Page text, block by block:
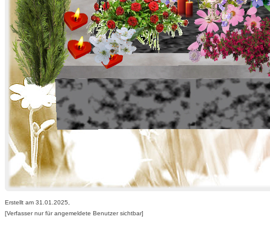
Erstellt am 31.01.2025,
[Verfasser nur für angemeldete Benutzer sichtbar]